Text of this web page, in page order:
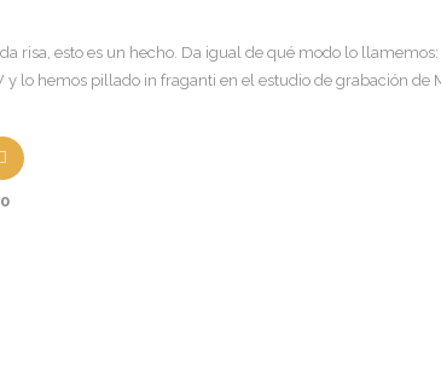
risa, esto es un hecho. Da igual de qué modo lo
y lo hemos pillado in fraganti en el estudio de grabación de
0